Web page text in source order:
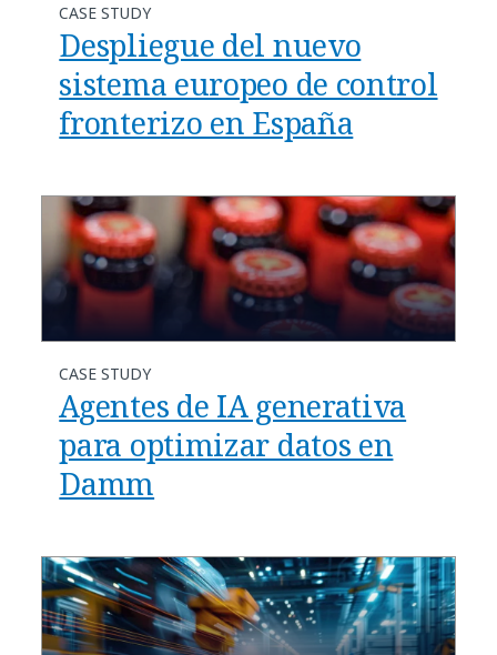
CASE STUDY
Despliegue del nuevo
sistema europeo de control
fronterizo en España
CASE STUDY
Agentes de IA generativa
para optimizar datos en
Damm